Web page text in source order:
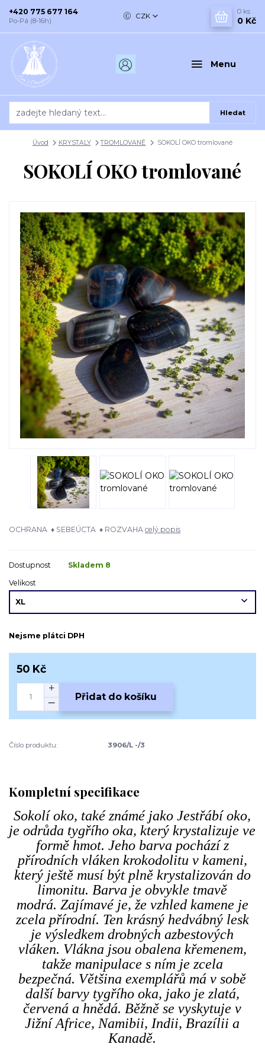
Menu
CZK
Hledat
+420 775 677 164
Po-Pá (8-16h)
0 ks
0 Kč
Úvod KRYSTALY TROMLOVANÉ SOKOLÍ OKO tromlované
SOKOLÍ OKO tromlované
OCHRANA ♦ SEBEÚCTA ♦ ROZVAHA celý popis
Dostupnost
Skladem 8
Velikost
Nejsme plátci DPH
50 Kč
Přidat do košíku
Číslo produktu: 3906/L -/3
Kompletní specifikace
Sokolí oko, také známé jako Jestřábí oko,
je odrůda tygřího oka, který krystalizuje ve
formě hmot. Jeho barva pochází z
přírodních vláken krokodolitu v kameni,
který ještě musí být plně krystalizován do
limonitu. Barva je obvykle tmavě
modrá. Zajímavé je, že vzhled kamene je
zcela přírodní. Ten krásný hedvábný lesk
je výsledkem drobných azbestových
vláken. Vlákna jsou obalena křemenem,
takže manipulace s ním je zcela
bezpečná. Většina exemplářů má v sobě
další barvy tygřího oka, jako je zlatá,
červená a hnědá. Běžně se vyskytuje v
Jižní Africe, Namibii, Indii, Brazílii a
Kanadě.